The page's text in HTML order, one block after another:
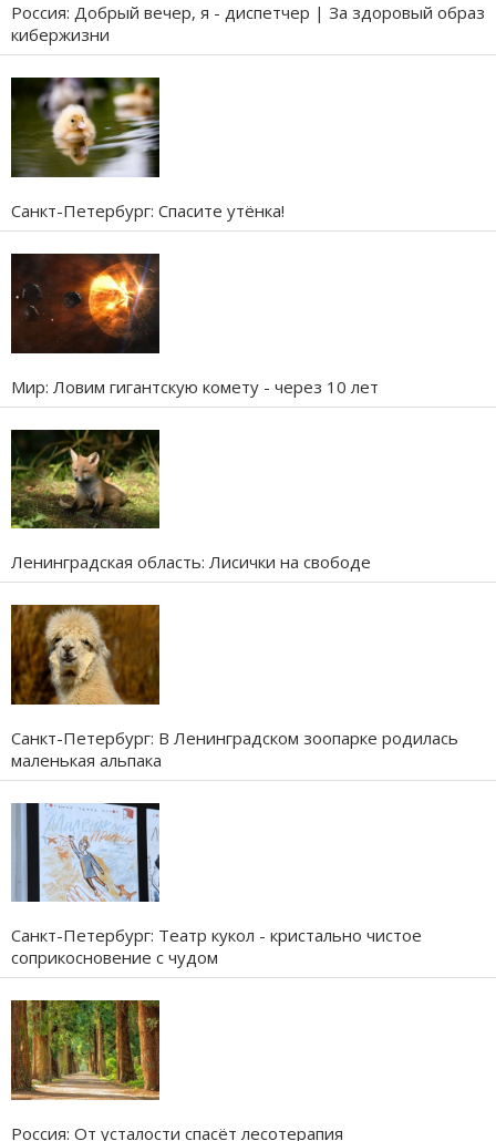
Россия: Добрый вечер, я - диспетчер | За здоровый образ
кибержизни
Санкт-Петербург: Спасите утёнка!
Мир: Ловим гигантскую комету - через 10 лет
Ленинградская область: Лисички на свободе
Санкт-Петербург: В Ленинградском зоопарке родилась
маленькая альпака
Санкт-Петербург: Театр кукол - кристально чистое
соприкосновение с чудом
Россия: От усталости спасёт лесотерапия